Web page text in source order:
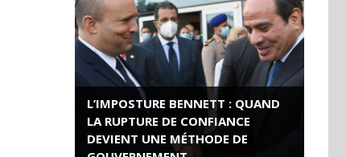
L’IMPOSTURE BENNETT : QUAND
LA RUPTURE DE CONFIANCE
DEVIENT UNE MÉTHODE DE